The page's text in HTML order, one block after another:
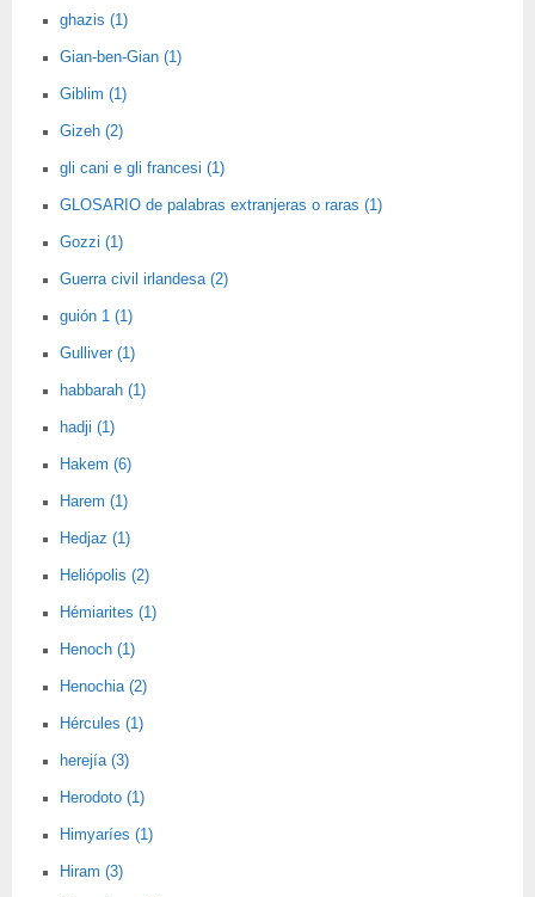
ghazis (1)
Gian-ben-Gian (1)
Giblim (1)
Gizeh (2)
gli cani e gli francesi (1)
GLOSARIO de palabras extranjeras o raras (1)
Gozzi (1)
Guerra civil irlandesa (2)
guión 1 (1)
Gulliver (1)
habbarah (1)
hadji (1)
Hakem (6)
Harem (1)
Hedjaz (1)
Heliópolis (2)
Hémiarites (1)
Henoch (1)
Henochia (2)
Hércules (1)
herejía (3)
Herodoto (1)
Himyaríes (1)
Hiram (3)